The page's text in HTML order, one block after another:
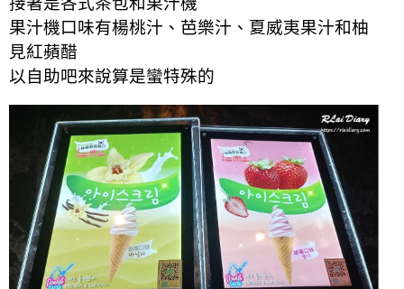
果汁機口味有楊桃汁、芭樂汁、夏威夷果汁和柚
見紅蘋醋
以自助吧來說算是蠻特殊的